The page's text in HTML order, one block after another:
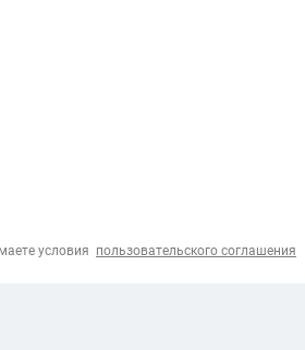
условия пользовательского соглашения